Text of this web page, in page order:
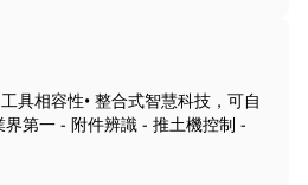
具相容性• 整合式智慧科技，可自
第一 - 附件辨識 - 推土機控制 -